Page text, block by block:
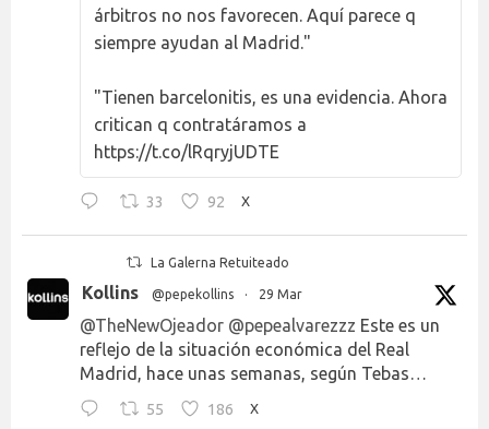
árbitros no nos favorecen. Aquí parece q
siempre ayudan al Madrid."
"Tienen barcelonitis, es una evidencia. Ahora
critican q contratáramos a
https://t.co/lRqryjUDTE
33 92 X
La Galerna Retuiteado
Kollins @pepekollins · 29 Mar
@TheNewOjeador @pepealvarezzz Este es un
reflejo de la situación económica del Real
Madrid, hace unas semanas, según Tebas…
55 186 X